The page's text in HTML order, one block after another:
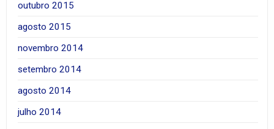
outubro 2015
agosto 2015
novembro 2014
setembro 2014
agosto 2014
julho 2014